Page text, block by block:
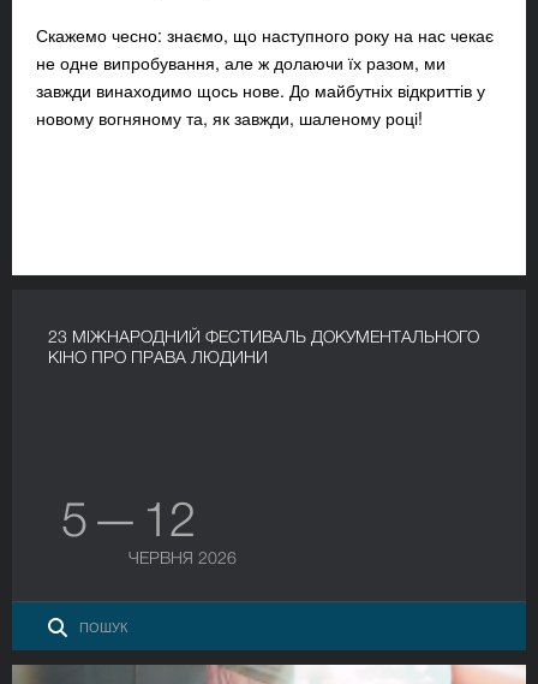
Скажемо чесно: знаємо, що наступного року на нас чекає
не одне випробування, але ж долаючи їх разом, ми
завжди винаходимо щось нове. До майбутніх відкриттів у
новому вогняному та, як завжди, шаленому році!
23 МІЖНАРОДНИЙ ФЕСТИВАЛЬ ДОКУМЕНТАЛЬНОГО
КІНО ПРО ПРАВА ЛЮДИНИ
5 — 12
ЧЕРВНЯ 2026